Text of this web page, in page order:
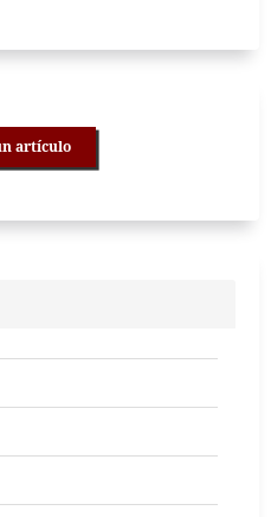
artículo